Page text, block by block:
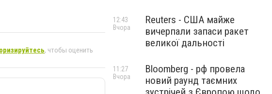
, чтобы оценить
Reuters - США майже
вичерпали запаси ракет
великої дальності
12:43
Вчора
Bloomberg - рф провела
новий раунд таємних
11:27
Вчора